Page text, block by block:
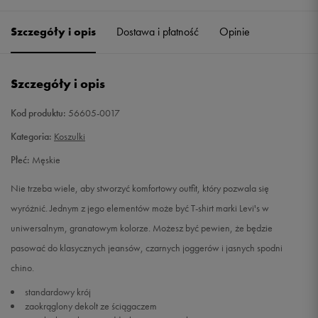
M Powiadom o dostępności
XXL Powiadom o dostępności
Szczegóły i opis Dostawa i płatność Opinie
Szczegóły i opis
Kod produktu: 56605-0017
Kategoria: Koszulki
Płeć: Męskie
Nie trzeba wiele, aby stworzyć komfortowy outfit, który pozwala się
wyróżnić. Jednym z jego elementów może być T-shirt marki Levi's w
uniwersalnym, granatowym kolorze. Możesz być pewien, że będzie
pasować do klasycznych jeansów, czarnych joggerów i jasnych spodni
chino.
standardowy krój
zaokrąglony dekolt ze ściągaczem